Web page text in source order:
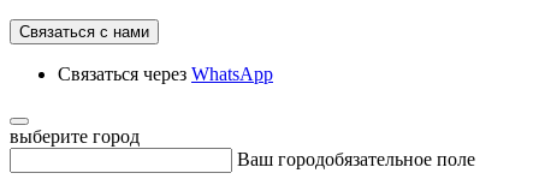
Связаться с нами
Связаться через WhatsApp
выберите город
Ваш городобязательное поле